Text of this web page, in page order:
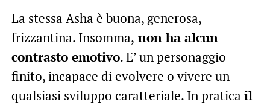
La stessa Asha è buona, generosa,
frizzantina. Insomma, non ha alcun
contrasto emotivo. E’ un personaggio
finito, incapace di evolvere o vivere un
qualsiasi sviluppo caratteriale. In pratica il